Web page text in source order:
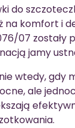
do
na komfort i
07
jamy
wtedy, gdy
ale